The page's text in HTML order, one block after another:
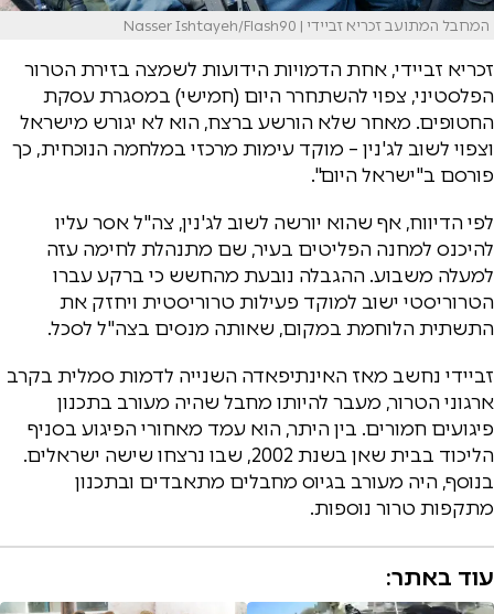
המחבל המתועב זכריא זביידי | Nasser Ishtayeh/Flash90
זכריא זביידי, אחת הדמויות הידועות לשמצה בזירת הטרור
הפלסטיני, צפוי להשתחרר היום (חמישי) במסגרת עסקת
החטופים. מאחר שלא הורשע ברצח, הוא לא יגורש מישראל
וצפוי לשוב לג'נין – מוקד עימות מרכזי במלחמה הנוכחית, כך
פורסם ב"ישראל היום".
לפי הדיווח, אף שהוא יורשה לשוב לג'נין, צה"ל אסר עליו
להיכנס למחנה הפליטים בעיר, שם מתנהלת לחימה עזה
למעלה משבוע. ההגבלה נובעת מהחשש כי ברקע עברו
הטרוריסטי ישוב למוקד פעילות טרוריסטית ויחזק את
התשתית הלוחמת במקום, שאותה מנסים בצה"ל לסכל.
זביידי נחשב מאז האינתיפאדה השנייה לדמות סמלית בקרב
ארגוני הטרור, מעבר להיותו מחבל שהיה מעורב בתכנון
פיגועים חמורים. בין היתר, הוא עמד מאחורי הפיגוע בסניף
הליכוד בבית שאן בשנת 2002, שבו נרצחו שישה ישראלים.
בנוסף, היה מעורב בגיוס מחבלים מתאבדים ובתכנון
מתקפות טרור נוספות.
עוד באתר: